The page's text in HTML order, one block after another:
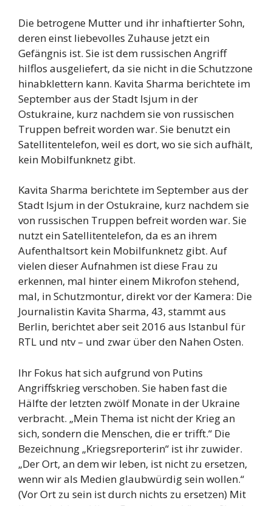
Die betrogene Mutter und ihr inhaftierter Sohn,
deren einst liebevolles Zuhause jetzt ein
Gefängnis ist. Sie ist dem russischen Angriff
hilflos ausgeliefert, da sie nicht in die Schutzzone
hinabklettern kann. Kavita Sharma berichtete im
September aus der Stadt Isjum in der
Ostukraine, kurz nachdem sie von russischen
Truppen befreit worden war. Sie benutzt ein
Satellitentelefon, weil es dort, wo sie sich aufhält,
kein Mobilfunknetz gibt.
Kavita Sharma berichtete im September aus der
Stadt Isjum in der Ostukraine, kurz nachdem sie
von russischen Truppen befreit worden war. Sie
nutzt ein Satellitentelefon, da es an ihrem
Aufenthaltsort kein Mobilfunknetz gibt. Auf
vielen dieser Aufnahmen ist diese Frau zu
erkennen, mal hinter einem Mikrofon stehend,
mal, in Schutzmontur, direkt vor der Kamera: Die
Journalistin Kavita Sharma, 43, stammt aus
Berlin, berichtet aber seit 2016 aus Istanbul für
RTL und ntv – und zwar über den Nahen Osten.
Ihr Fokus hat sich aufgrund von Putins
Angriffskrieg verschoben. Sie haben fast die
Hälfte der letzten zwölf Monate in der Ukraine
verbracht. „Mein Thema ist nicht der Krieg an
sich, sondern die Menschen, die er trifft.“ Die
Bezeichnung „Kriegsreporterin“ ist ihr zuwider.
„Der Ort, an dem wir leben, ist nicht zu ersetzen,
wenn wir als Medien glaubwürdig sein wollen.“
(Vor Ort zu sein ist durch nichts zu ersetzen) Mit